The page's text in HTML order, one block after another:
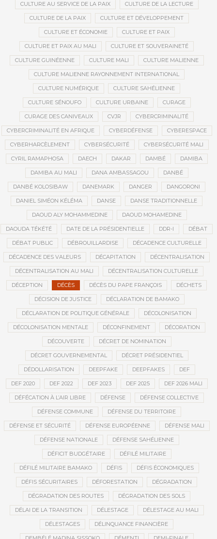
CULTURE AU SERVICE DE LA PAIX CULTURE DE LA LECTURE
CULTURE DE LA PAIX CULTURE ET DÉVELOPPEMENT
CULTURE ET ÉCONOMIE CULTURE ET PAIX
CULTURE ET PAIX AU MALI CULTURE ET SOUVERAINETÉ
CULTURE GUINÉENNE CULTURE MALI CULTURE MALIENNE
CULTURE MALIENNE RAYONNEMENT INTERNATIONAL
CULTURE NUMÉRIQUE CULTURE SAHÉLIENNE
CULTURE SÉNOUFO CULTURE URBAINE CURAGE
CURAGE DES CANIVEAUX CVJR CYBERCRIMINALITÉ
CYBERCRIMINALITÉ EN AFRIQUE CYBERDÉFENSE CYBERESPACE
CYBERHARCÈLEMENT CYBERSÉCURITÉ CYBERSÉCURITÉ MALI
CYRIL RAMAPHOSA DAECH DAKAR DAMBÉ DAMIBA
DAMIBA AU MALI DANA AMBASSAGOU DANBÉ
DANBÉ KOLOSIBAW DANEMARK DANGER DANGORONI
DANIEL SIMÉON KÉLÉMA DANSE DANSE TRADITIONNELLE
DAOUD ALY MOHAMMEDINE DAOUD MOHAMEDINE
DAOUDA TÉKÉTÉ DATE DE LA PRÉSIDENTIELLE DDR-I DÉBAT
DÉBAT PUBLIC DÉBROUILLARDISE DÉCADENCE CULTURELLE
DÉCADENCE DES VALEURS DÉCAPITATION DÉCENTRALISATION
DÉCENTRALISATION AU MALI DÉCENTRALISATION CULTURELLE
DÉCEPTION DÉCÈS DÉCÈS DU PAPE FRANÇOIS DÉCHETS
DÉCISION DE JUSTICE DÉCLARATION DE BAMAKO
DÉCLARATION DE POLITIQUE GÉNÉRALE DÉCOLONISATION
DÉCOLONISATION MENTALE DÉCONFINEMENT DÉCORATION
DÉCOUVERTE DÉCRET DE NOMINATION
DÉCRET GOUVERNEMENTAL DÉCRET PRÉSIDENTIEL
DÉDOLLARISATION DEEPFAKE DEEPFAKES DEF
DEF 2020 DEF 2022 DEF 2023 DEF 2025 DEF 2026 MALI
DÉFÉCATION À L’AIR LIBRE DÉFENSE DÉFENSE COLLECTIVE
DÉFENSE COMMUNE DÉFENSE DU TERRITOIRE
DÉFENSE ET SÉCURITÉ DÉFENSE EUROPÉENNE DÉFENSE MALI
DÉFENSE NATIONALE DÉFENSE SAHÉLIENNE
DÉFICIT BUDGÉTAIRE DÉFILÉ MILITAIRE
DÉFILÉ MILITAIRE BAMAKO DÉFIS DÉFIS ÉCONOMIQUES
DÉFIS SÉCURITAIRES DÉFORESTATION DÉGRADATION
DÉGRADATION DES ROUTES DÉGRADATION DES SOLS
DÉLAI DE LA TRANSITION DÉLESTAGE DÉLESTAGE AU MALI
DÉLESTAGES DÉLINQUANCE FINANCIÈRE